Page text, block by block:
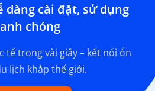
dàng cài đặt, sử dụng
chóng
tế trong vài giây – kết nối ổn
lịch khắp thế giới.